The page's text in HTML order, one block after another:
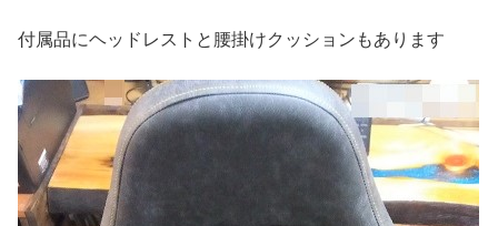
付属品にヘッドレストと腰掛けクッションもあります